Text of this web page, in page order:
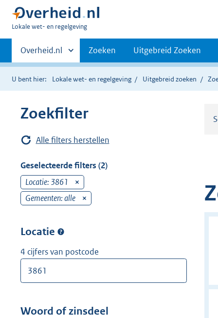
U
hier:
Lokale wet- en regelgeving
Primaire
navigatie
Andere
sites
binnen
Overheid.nl Zoeken Uitgebreid Zoeken
U bent hier: Lokale wet- en regelgeving Uitgebreid zoeken
Zoekfilter
Alle filters herstellen
Geselecteerde filters (2)
Locatie: 3861
e
r
j
d
Gemeenten: alle
i
Locatie
4 cijfers van postcode
Woord of zinsdeel